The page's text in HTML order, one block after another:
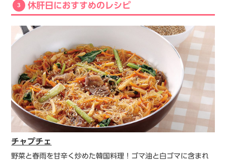
3 休肝日におすすめのレシピ
チャプチェ
野菜と春雨を甘辛く炒めた韓国料理！ゴマ油と白ゴマに含まれ